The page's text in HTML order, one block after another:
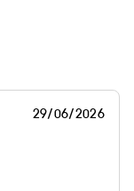
29/06/2026